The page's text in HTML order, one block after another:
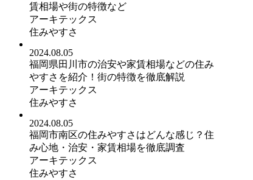
賃相場や街の特徴など
アーキテックス
住みやすさ
2024.08.05
福岡県田川市の治安や家賃相場などの住み
やすさを紹介！街の特徴を徹底解説
アーキテックス
住みやすさ
2024.08.05
福岡市南区の住みやすさはどんな感じ？住
み心地・治安・家賃相場を徹底調査
アーキテックス
住みやすさ